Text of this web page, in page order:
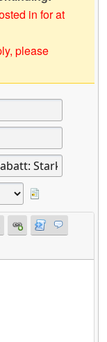
in for at
please